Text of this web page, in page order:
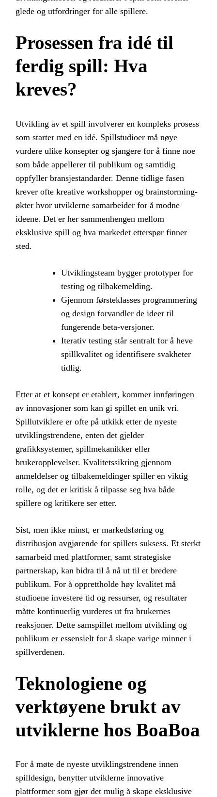
glede og utfordringer for alle spillere.
Prosessen fra idé til
ferdig spill: Hva
kreves?
Utvikling av et spill involverer en kompleks prosess
som starter med en idé. Spillstudioer må nøye
vurdere ulike konsepter og sjangere for å finne noe
som både appellerer til publikum og samtidig
oppfyller bransjestandarder. Denne tidlige fasen
krever ofte kreative workshopper og brainstorming-
økter hvor utviklerne samarbeider for å modne
ideene. Det er her sammenhengen mellom
eksklusive spill og hva markedet etterspør finner
sted.
Utviklingsteam bygger prototyper for
testing og tilbakemelding.
Gjennom førsteklasses programmering
og design forvandler de ideer til
fungerende beta-versjoner.
Iterativ testing står sentralt for å heve
spillkvalitet og identifisere svakheter
tidlig.
Etter at et konsept er etablert, kommer innføringen
av innovasjoner som kan gi spillet en unik vri.
Spillutviklere er ofte på utkikk etter de nyeste
utviklingstrendene, enten det gjelder
grafikksystemer, spillmekanikker eller
brukeropplevelser. Kvalitetssikring gjennom
anmeldelser og tilbakemeldinger spiller en viktig
rolle, og det er kritisk å tilpasse seg hva både
spillere og kritikere ser etter.
Sist, men ikke minst, er markedsføring og
distribusjon avgjørende for spillets suksess. Et sterkt
samarbeid med plattformer, samt strategiske
partnerskap, kan bidra til å nå ut til et bredere
publikum. For å opprettholde høy kvalitet må
studioene investere tid og ressurser, og resultater
måtte kontinuerlig vurderes ut fra brukernes
reaksjoner. Dette samspillet mellom utvikling og
publikum er essensielt for å skape varige minner i
spillverdenen.
Teknologiene og
verktøyene brukt av
utviklerne hos BoaBoa
For å møte de nyeste utviklingstrendene innen
spilldesign, benytter utviklerne innovative
plattformer som gjør det mulig å skape eksklusive